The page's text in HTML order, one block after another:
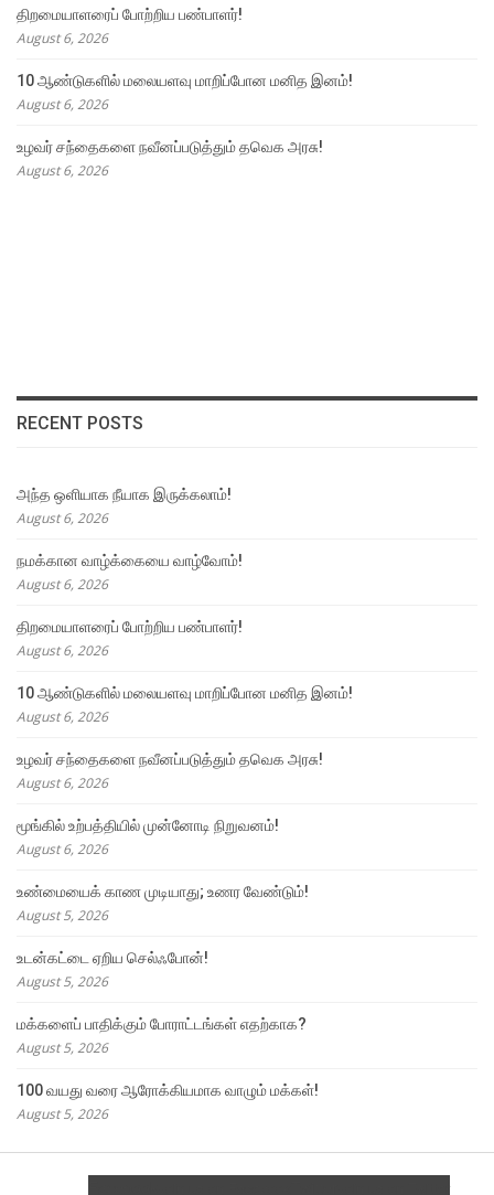
திறமையாளரைப் போற்றிய பண்பாளர்!
August 6, 2026
10 ஆண்டுகளில் மலையளவு மாறிப்போன மனித இனம்!
August 6, 2026
உழவர் சந்தைகளை நவீனப்படுத்தும் தவெக அரசு!
August 6, 2026
RECENT POSTS
அந்த ஒளியாக நீயாக இருக்கலாம்!
August 6, 2026
நமக்கான வாழ்க்கையை வாழ்வோம்!
August 6, 2026
திறமையாளரைப் போற்றிய பண்பாளர்!
August 6, 2026
10 ஆண்டுகளில் மலையளவு மாறிப்போன மனித இனம்!
August 6, 2026
உழவர் சந்தைகளை நவீனப்படுத்தும் தவெக அரசு!
August 6, 2026
மூங்கில் உற்பத்தியில் முன்னோடி நிறுவனம்!
August 6, 2026
உண்மையைக் காண முடியாது; உணர வேண்டும்!
August 5, 2026
உடன்கட்டை ஏறிய செல்ஃபோன்!
August 5, 2026
மக்களைப் பாதிக்கும் போராட்டங்கள் எதற்காக?
August 5, 2026
100 வயது வரை ஆரோக்கியமாக வாழும் மக்கள்!
August 5, 2026